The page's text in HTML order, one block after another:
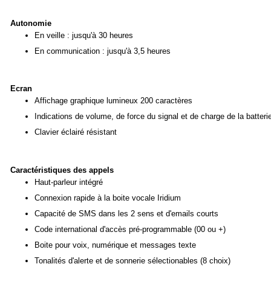
Autonomie
En veille : jusqu'à 30 heures
En communication : jusqu'à 3,5 heures
Ecran
Affichage graphique lumineux 200 caractères
Indications de volume, de force du signal et de charge de la
Clavier éclairé résistant
Caractéristiques des appels
Haut-parleur intégré
Connexion rapide à la boite vocale Iridium
Capacité de SMS dans les 2 sens et d'emails courts
Code international d'accès pré-programmable (00 ou +)
Boite pour voix, numérique et messages texte
Tonalités d'alerte et de sonnerie sélectionables (8 choix)